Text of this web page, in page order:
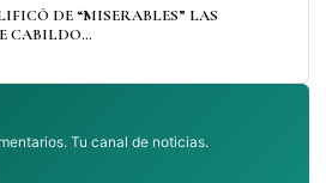
DE “MISERABLES” LAS
CABILDO…
Tu canal de noticias.